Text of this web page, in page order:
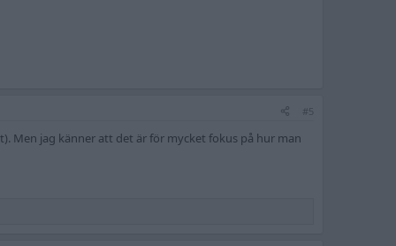
#5
Men jag känner att det är för mycket fokus på hur man